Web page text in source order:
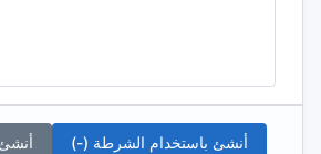
أنشئ باستخدام الشرطة (-)